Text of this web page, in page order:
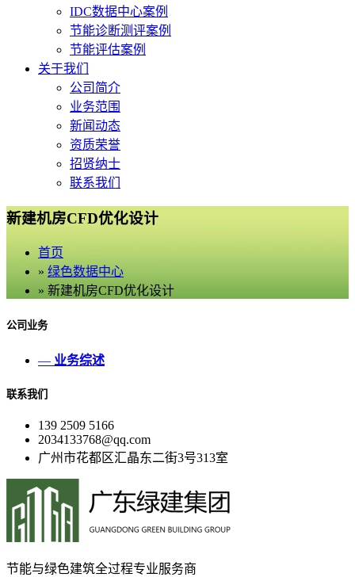
IDC数据中心案例
节能诊断测评案例
节能评估案例
关于我们
公司简介
业务范围
新闻动态
资质荣誉
招贤纳士
联系我们
新建机房CFD优化设计
首页
» 绿色数据中心
» 新建机房CFD优化设计
公司业务
— 业务综述
联系我们
139 2509 5166
2034133768@qq.com
广州市花都区汇晶东二街3号313室
节能与绿色建筑全过程专业服务商